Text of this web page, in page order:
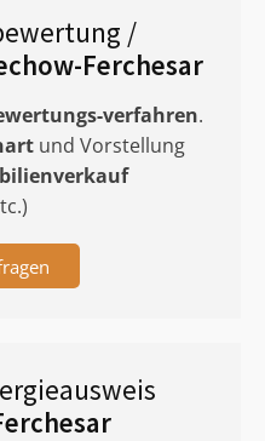
/
Ferchesar
verfahren.
und Vorstellung